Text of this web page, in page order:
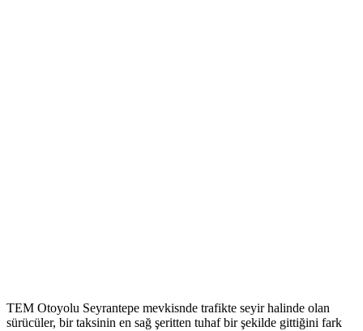
TEM Otoyolu Seyrantepe mevkisnde trafikte seyir halinde olan
sürücüler, bir taksinin en sağ şeritten tuhaf bir şekilde gittiğini fark